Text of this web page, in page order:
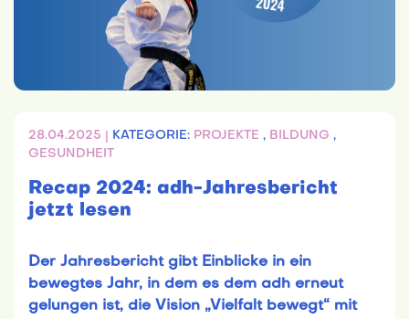
28.04.2025 | KATEGORIE: PROJEKTE , BILDUNG ,
GESUNDHEIT
Recap 2024: adh-Jahresbericht
jetzt lesen
Der Jahresbericht gibt Einblicke in ein
bewegtes Jahr, in dem es dem adh erneut
gelungen ist, die Vision „Vielfalt bewegt“ mit